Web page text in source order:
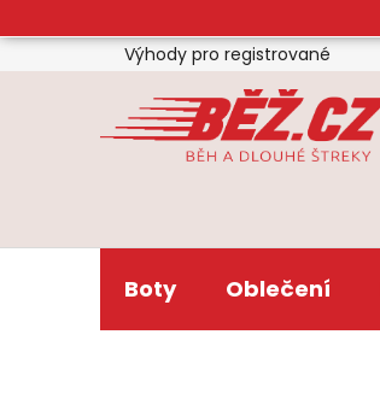
na
obsah
Výhody pro registrované
Boty Oblečení